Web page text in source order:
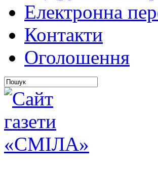
Електронна
Контакти
Оголошення